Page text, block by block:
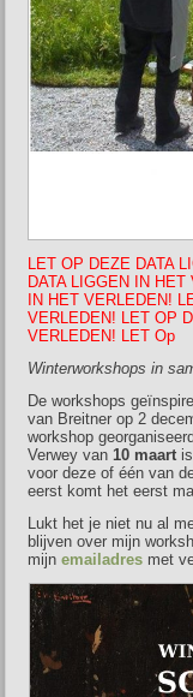
LET OP DEZE DATA
DATA LIGGEN IN
IN HET VERLEDEN!
VERLEDEN! LET OP
VERLEDEN! LET Op
Winterworkshops in
De workshops
van Breitner op 2
workshop
Verwey van10 maart
voor deze of één van
eerst komt het eerst
Lukt het je niet nu al
blijven over mijn
mijnemailadres met